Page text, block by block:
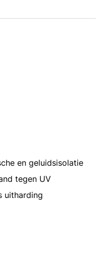
en geluidsisolatie
tegen UV
uitharding